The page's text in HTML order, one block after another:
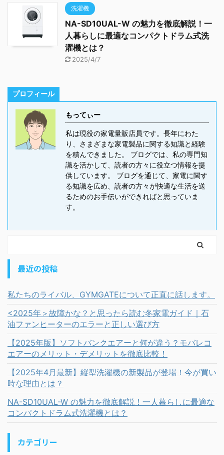
洗濯機
NA-SD10UAL-W の魅力を徹底解説！一
人暮らしに最適なコンパクトドラム式洗
濯機とは？
2025/4/7
プロフィール
もってぃー
私は現役の家電量販店員です。長年にわた
り、さまざまな家電製品に関する知識と経験
を積んできました。 ブログでは、私の専門知
識を活かして、読者の方々に役立つ情報を提
供しています。 ブログを通じて、家電に関す
る知識を広め、読者の方々が快適な生活を送
るためのお手伝いができればと思っていま
す。
最近の投稿
私たちのライバル、GYMGATEについて正直に話します。
<2025年＞故障かな？と思ったら読む冬家電ガイド｜石
油ファンヒーターのエラーと正しい選び方
【2025年版】ソフトバンクエアーと何が違う？モバレコ
エアーのメリット・デメリットを徹底比較！
【2025年4月最新】縦型洗濯機の新製品が登場！今が買い
時な理由とは？
NA-SD10UAL-W の魅力を徹底解説！一人暮らしに最適な
コンパクトドラム式洗濯機とは？
カテゴリー